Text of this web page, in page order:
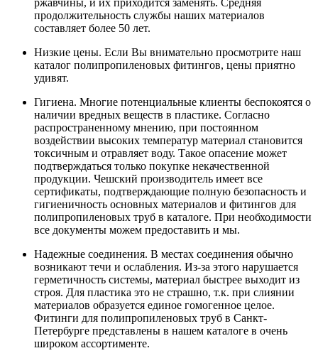
ржавчины, и их приходится заменять. Средняя
продолжительность службы наших материалов
составляет более 50 лет.
Низкие цены. Если Вы внимательно просмотрите наш
каталог полипропиленовых фитингов, цены приятно
удивят.
Гигиена. Многие потенциальные клиенты беспокоятся о
наличии вредных веществ в пластике. Согласно
распространенному мнению, при постоянном
воздействии высоких температур материал становится
токсичным и отравляет воду. Такое опасение может
подтверждаться только покупке некачественной
продукции. Чешский производитель имеет все
сертификаты, подтверждающие полную безопасность и
гигиеничность основных материалов и фитингов для
полипропиленовых труб в каталоге. При необходимости
все документы можем предоставить и мы.
Надежные соединения. В местах соединения обычно
возникают течи и ослабления. Из-за этого нарушается
герметичность системы, материал быстрее выходит из
строя. Для пластика это не страшно, т.к. при слиянии
материалов образуется единое гомогенное целое.
Фитинги для полипропиленовых труб в Санкт-
Петербурге представлены в нашем каталоге в очень
широком ассортименте.